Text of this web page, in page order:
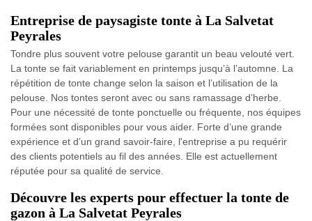
Entreprise de paysagiste tonte à La Salvetat
Peyrales
Tondre plus souvent votre pelouse garantit un beau velouté vert.
La tonte se fait variablement en printemps jusqu’à l’automne. La
répétition de tonte change selon la saison et l’utilisation de la
pelouse. Nos tontes seront avec ou sans ramassage d’herbe.
Pour une nécessité de tonte ponctuelle ou fréquente, nos équipes
formées sont disponibles pour vous aider. Forte d’une grande
expérience et d’un grand savoir-faire, l'entreprise a pu requérir
des clients potentiels au fil des années. Elle est actuellement
réputée pour sa qualité de service.
Découvre les experts pour effectuer la tonte de
gazon à La Salvetat Peyrales